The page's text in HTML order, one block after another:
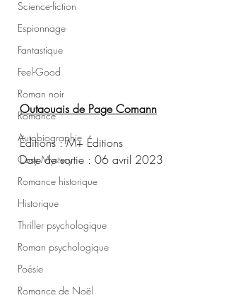
Science-fiction
Espionnage
Fantastique
Feel-Good
Roman noir
Romance
Autobiographie
Cosy Mystery
Romance historique
Historique
Thriller psychologique
Roman psychologique
Poésie
Romance de Noël
Outaouais de Page Comann
Éditions : M+ Éditions
Date de sortie : 06 avril 2023